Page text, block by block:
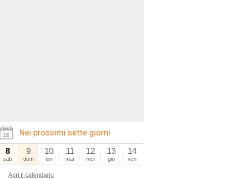
Nei prossimi sette giorni
8
sab
9
dom
10
lun
11
mar
12
mer
13
gio
14
ven
Apri il calendario